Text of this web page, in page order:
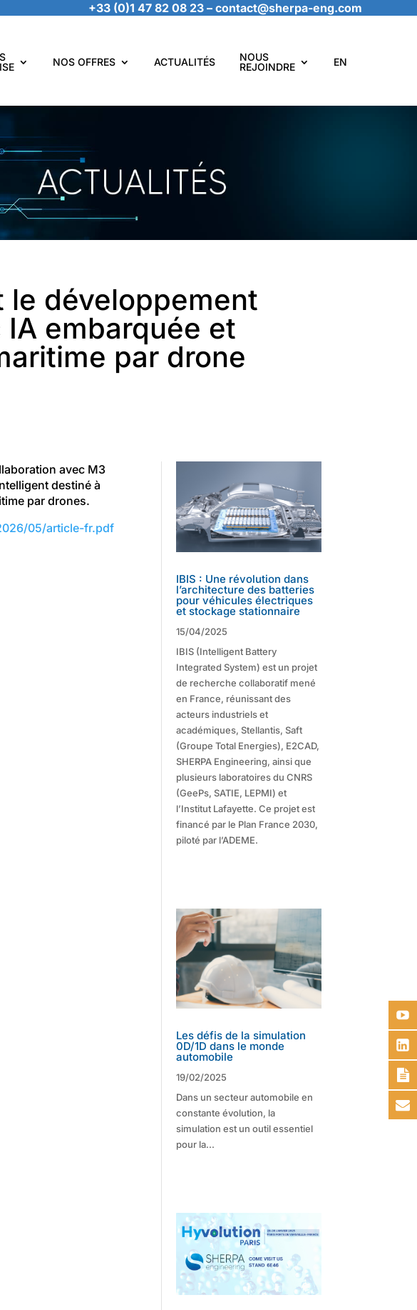
+33 (0)1 47 82 08 23 – contact@sherpa-eng.com
NOS OFFRES ACTUALITÉS
NOUS
REJOINDRE
EN
le développement
embarquée et
par drone
avec M3
destiné à
par drones.
05/article-fr.pdf
IBIS : Une révolution dans
l’architecture des batteries
pour véhicules électriques
et stockage stationnaire
15/04/2025
IBIS (Intelligent Battery
Integrated System) est un projet
de recherche collaboratif mené
en France, réunissant des
acteurs industriels et
académiques, Stellantis, Saft
(Groupe Total Energies), E2CAD,
SHERPA Engineering, ainsi que
plusieurs laboratoires du CNRS
(GeePs, SATIE, LEPMI) et
l’Institut Lafayette. Ce projet est
financé par le Plan France 2030,
piloté par l’ADEME.
Les défis de la simulation
0D/1D dans le monde
automobile
19/02/2025
Dans un secteur automobile en
constante évolution, la
simulation est un outil essentiel
pour la...